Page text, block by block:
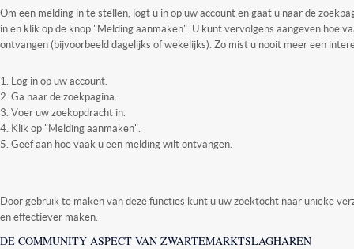
Om een melding in te stellen, logt u in op uw account en gaat u naar de
in en klik op de knop "Melding aanmaken". U kunt vervolgens aangeven hoe
ontvangen (bijvoorbeeld dagelijks of wekelijks). Zo mist u nooit meer een
Log in op uw account.
Ga naar de zoekpagina.
Voer uw zoekopdracht in.
Klik op "Melding aanmaken".
Geef aan hoe vaak u een melding wilt ontvangen.
Door gebruik te maken van deze functies kunt u uw zoektocht naar unieke
en effectiever maken.
DE COMMUNITY ASPECT VAN ZWARTEMARKTSLAGHAREN